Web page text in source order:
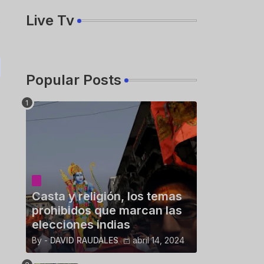
Live Tv
Popular Posts
Casta y religión, los temas
prohibidos que marcan las
elecciones indias
By - DAVID RAUDALES abril 14, 2024